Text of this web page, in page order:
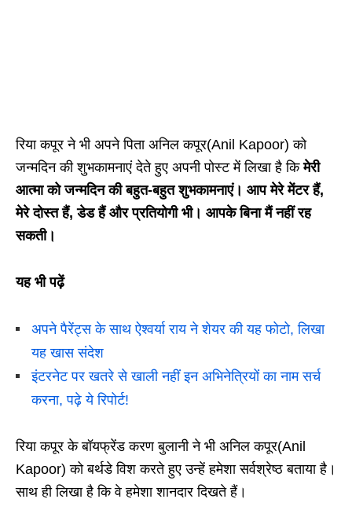
रिया कपूर ने भी अपने पिता अनिल कपूर(Anil Kapoor) को
जन्मदिन की शुभकामनाएं देते हुए अपनी पोस्ट में लिखा है किमेरी
आत्मा को जन्मदिन की बहुत-बहुत शुभकामनाएं। आप मेरे मेंटर हैं,
मेरे दोस्त हैं, डेड हैं और प्रतियोगी भी। आपके बिना मैं नहीं रह
सकती।
यह भी पढ़ें
अपने पैरेंट्स के साथ ऐश्वर्या राय ने शेयर की यह फोटो, लिखा
यह खास संदेश
इंटरनेट पर खतरे से खाली नहीं इन अभिनेत्रियों का नाम सर्च
करना, पढ़े ये रिपोर्ट!
रिया कपूर के बॉयफ्रेंड करण बुलानी ने भी अनिल कपूर(Anil
Kapoor) को बर्थडे विश करते हुए उन्हें हमेशा सर्वश्रेष्ठ बताया है।
साथ ही लिखा है कि वे हमेशा शानदार दिखते हैं।